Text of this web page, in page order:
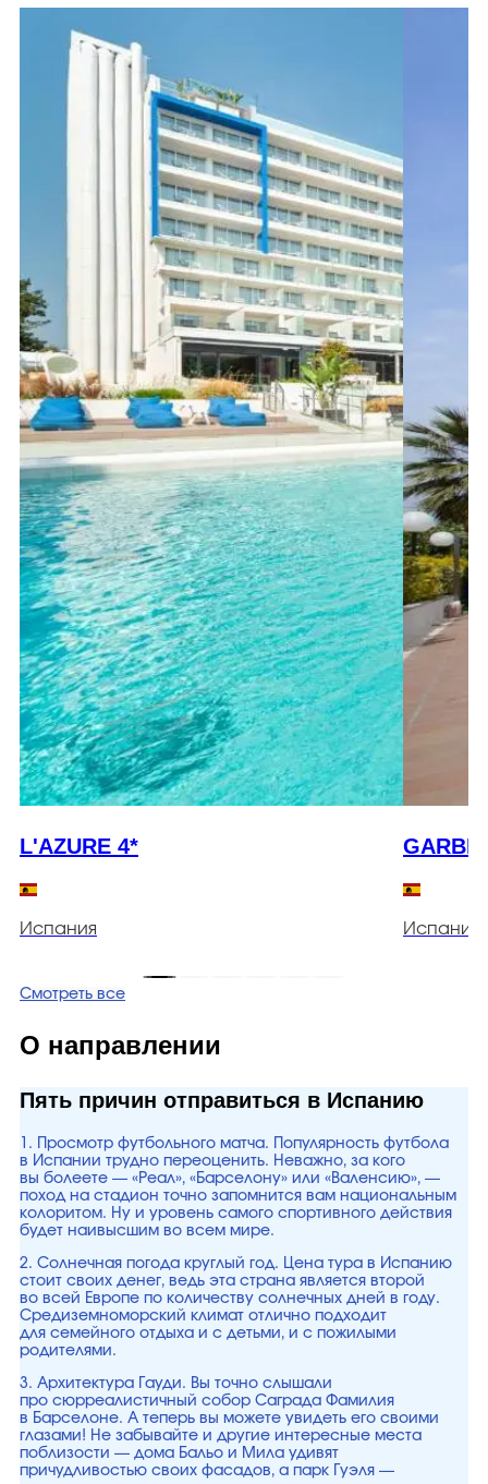
L'AZURE 4*
Испания
GARBI
Испания
Смотреть все
О направлении
Пять причин отправиться в Испанию
1. Просмотр футбольного матча. Популярность футбола
в Испании трудно переоценить. Неважно, за кого
вы болеете — «Реал», «Барселону» или «Валенсию», —
поход на стадион точно запомнится вам национальным
колоритом. Ну и уровень самого спортивного действия
будет наивысшим во всем мире.
2. Солнечная погода круглый год. Цена тура в Испанию
стоит своих денег, ведь эта страна является второй
во всей Европе по количеству солнечных дней в году.
Средиземноморский климат отлично подходит
для семейного отдыха и с детьми, и с пожилыми
родителями.
3. Архитектура Гауди. Вы точно слышали
про сюрреалистичный собор Саграда Фамилия
в Барселоне. А теперь вы можете увидеть его своими
глазами! Не забывайте и другие интересные места
поблизости — дома Бальо и Мила удивят
причудливостью своих фасадов, а парк Гуэля —